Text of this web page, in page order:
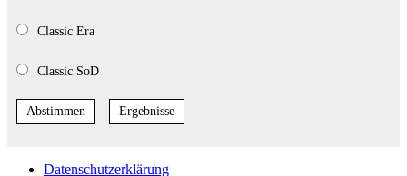
Classic Era
Classic SoD
Abstimmen Ergebnisse
Datenschutzerklärung